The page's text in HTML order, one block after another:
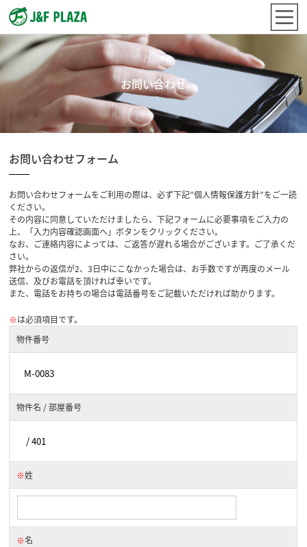
お問い合わせ
お問い合わせフォーム
お問い合わせフォームをご利用の際は、必ず下記”個人情報保護方針”をご一読
ください。
その内容に同意していただけましたら、下記フォームに必要事項をご入力の
上、「入力内容確認画面へ」ボタンをクリックください。
なお、ご連絡内容によっては、ご返答が遅れる場合がございます。ご了承くだ
さい。
弊社からの返信が2、3日中にこなかった場合は、お手数ですが再度のメール
送信、及びお電話を頂ければ幸いです。
また、電話をお持ちの場合は電話番号をご記載いただければ助かります。
※は必須項目です。
物件番号
物件名 / 部屋番号
※姓
※名